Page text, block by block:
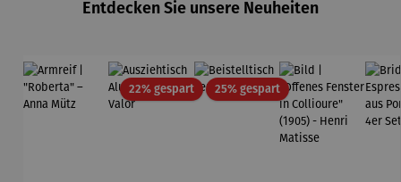
Entdecken Sie unsere Neuheiten
22% gespartRabatt25% gespartRabatt